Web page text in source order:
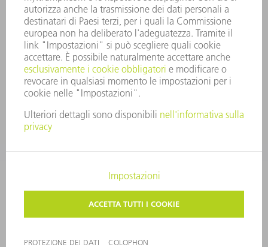
COMUNICATI STAMPA
RIVISTE
SOSTENIBILITÀ
CLIMA E AMBIENTE
IMPEGNO SOCIALE E COMUNITARIO
GOVERNANCE AZIENDALE
COPYRIGHT E MARCHIO
IMPOSTAZIONI SFERA PRIVATA